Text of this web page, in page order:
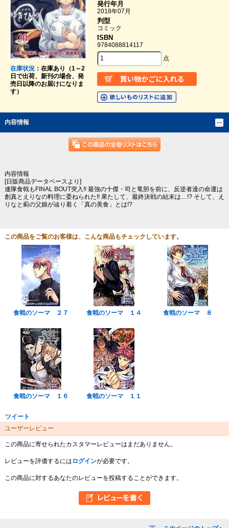
在庫状況：在庫あり（1～2
日で出荷、新刊の場合、発
売日以降のお届けになりま
す）
発行年月
2018年07月
判型
コミック
ISBN
9784088814117
点
内容情報
内容情報
[日販商品データベースより]
連隊食戟もFINAL BOUT突入!! 最強の十傑・司と竜胆を前に、反逆者達の命運は
創真とえりなの料理に委ねられた!! 果たして、最終決戦の結末は…!? そして、え
りなと薊の父娘が辿り着く「真の美食」とは!?
この商品をご覧のお客様は、こんな商品もチェックしています。
食戟のソーマ ２７ 食戟のソーマ １４ 食戟のソーマ ８
食戟のソーマ １６ 食戟のソーマ １１
ツイート
ユーザーレビュー
この商品に寄せられたカスタマーレビューはまだありません。
レビューを評価するには ログインが必要です。
この商品に対するあなたのレビューを投稿することができます。